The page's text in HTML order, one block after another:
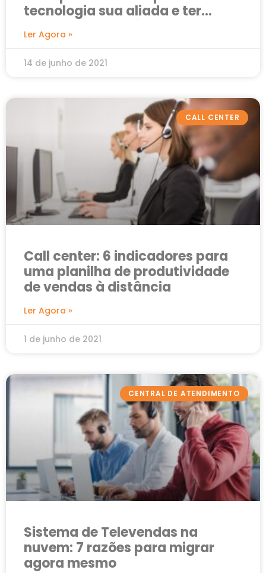
tecnologia sua aliada e ter
sucesso nos negócios
Ler Agora »
14 de junho de 2021
CALL CENTER
Call center: 6 indicadores para
uma planilha de produtividade
de vendas à distância
Ler Agora »
1 de junho de 2021
CENTRAL DE ATENDIMENTO
Sistema de Televendas na
nuvem: 7 razões para migrar
agora mesmo